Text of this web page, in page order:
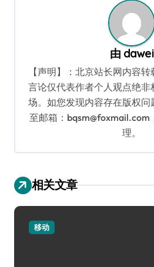
由 dawei
【声明】：北京站长网内容
言论仅代表作者个人观点绝非
场。如您发现内容存在版权
至邮箱：bqsm@foxmail.com
理。
相关文章
移动